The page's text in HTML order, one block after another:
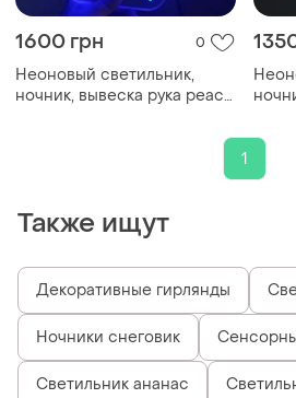
1600 грн 0
Неоновый светильник,
ночник, вывеска рука peace
1
Также ищут
Декоративные гирлянды
Ночники снеговик
Светильник ананас